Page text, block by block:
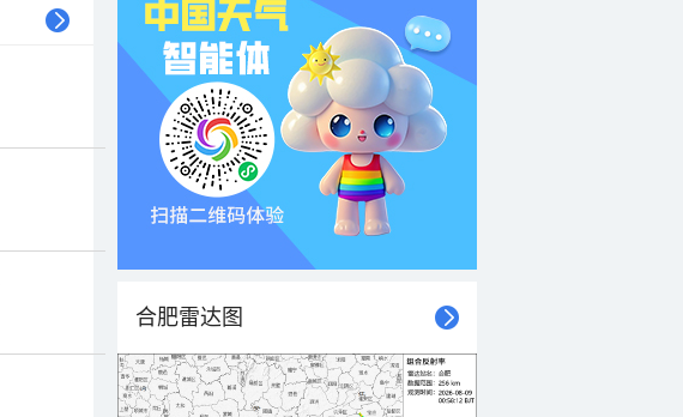
合肥雷达图